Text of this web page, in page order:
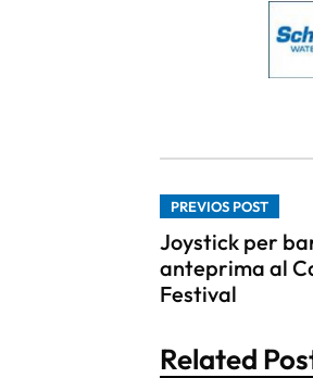
PREVIOS POST
Joystick per
anteprima al
Festival
Related